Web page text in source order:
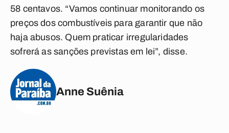
58 centavos. “Vamos continuar monitorando os
preços dos combustíveis para garantir que não
haja abusos. Quem praticar irregularidades
sofrerá as sanções previstas em lei”, disse.
Anne Suênia